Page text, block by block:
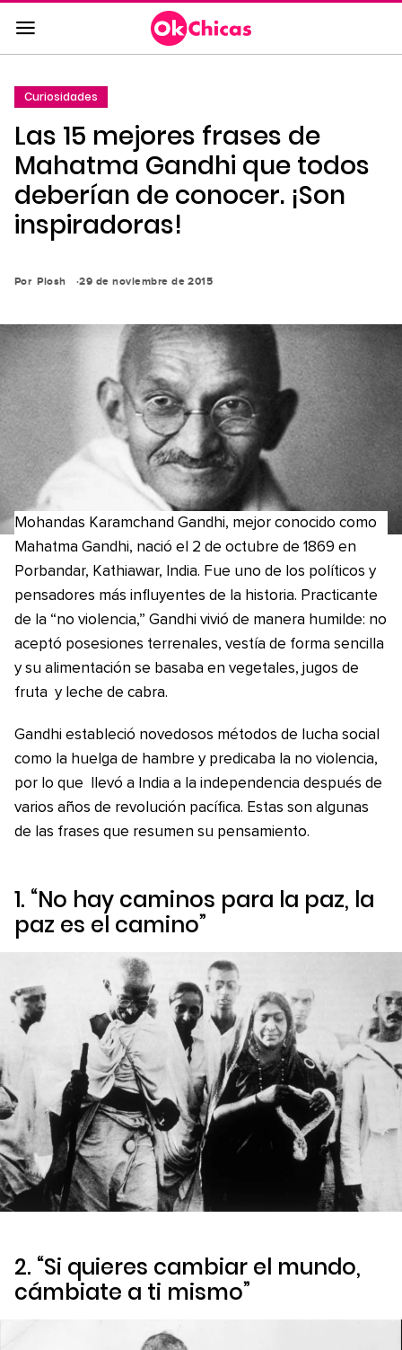
Saltar
al
contenido
la
navegación
principal
Curiosidades
Las 15 mejores frases de
Mahatma Gandhi que todos
deberían de conocer. ¡Son
inspiradoras!
Por Piosh 29 de noviembre de 2015
Mohandas Karamchand Gandhi, mejor conocido como
Mahatma Gandhi, nació el 2 de octubre de 1869 en
Porbandar, Kathiawar, India. Fue uno de los políticos y
pensadores más influyentes de la historia. Practicante
de la “no violencia,” Gandhi vivió de manera humilde: no
aceptó posesiones terrenales, vestía de forma sencilla
y su alimentación se basaba en vegetales, jugos de
fruta y leche de cabra.
Gandhi estableció novedosos métodos de lucha social
como la huelga de hambre y predicaba la no violencia,
por lo que llevó a India a la independencia después de
varios años de revolución pacífica. Estas son algunas
de las frases que resumen su pensamiento.
1. “No hay caminos para la paz, la
paz es el camino”
2. “Si quieres cambiar el mundo,
cámbiate a ti mismo”